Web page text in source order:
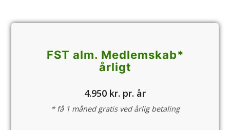
FST alm. Medlemskab*
årligt
4.950 kr. pr. år
* få 1 måned gratis ved årlig betaling